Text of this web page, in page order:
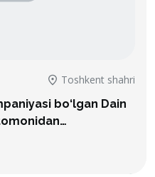
Toshkent shahri
bo‘lgan Dain